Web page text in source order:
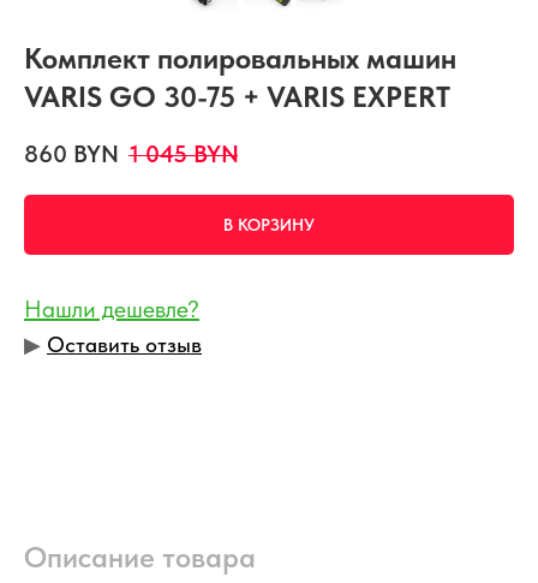
Комплект полировальных машин
VARIS GO 30-75 + VARIS EXPERT
860 BYN 1 045 BYN
В КОРЗИНУ
Нашли дешевле?
▶︎ Оставить отзыв
Описание товара